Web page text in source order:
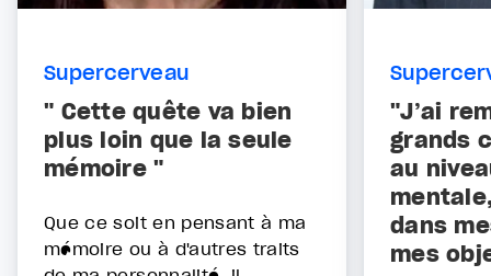
Supercerveau
" Cette quête va bien
plus loin que la seule
mémoire "
Que ce soit en pensant à ma
mémoire ou à d'autres traits
"J’ai
grands
au
dans
mes